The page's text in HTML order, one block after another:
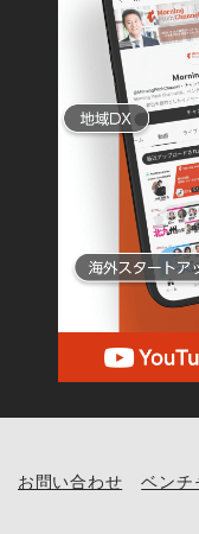
お問い合わせ ベンチ